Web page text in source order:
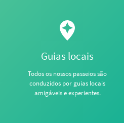
Guias locais
Todos os nossos passeios são
conduzidos por guias locais
amigáveis e experientes.